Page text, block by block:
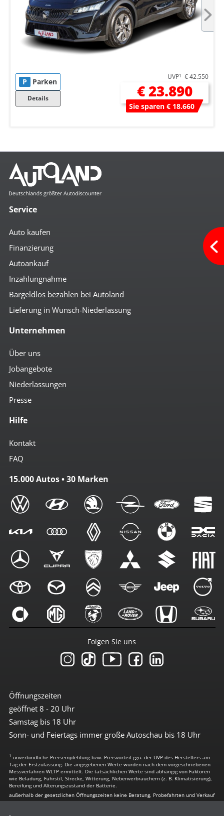
P Parken
Details
UVP1 € 42.550
€ 23.890
Sie sparen € 18.660
Service
Auto kaufen
Finanzierung
Autoankauf
Inzahlungnahme
Bargeldlos bezahlen bei Autoland
Lieferung in Wunsch-Niederlassung
Unternehmen
Über uns
Jobangebote
Niederlassungen
Presse
Hilfe
Kontakt
FAQ
15.000 Autos • 30 Marken
Öffnungszeiten
geöffnet 8 - 20 Uhr
Samstag bis 18 Uhr
Sonn- und Feiertags immer große Autoschau bis 18 Uhr
Folgen Sie uns
1 unverbindliche Preisempfehlung bzw. Preisvorteil ggü. der UVP des Herstellers am
Tag der Erstzulassung. Die angegebenen Werte wurden nach dem vorgeschriebenen
Messverfahren WLTP ermittelt. Die tatsächlichen Werte sind abhängig von Faktoren
wie Beladung, Fahrstil, Strecke, Witterung, Nebenverbrauchern (z. B. Klimatisierung),
Bereifung und Alterungszustand der Batterie.
außerhalb der gesetzlichen Öffnungszeiten keine Beratung, Probefahrten und Verkauf